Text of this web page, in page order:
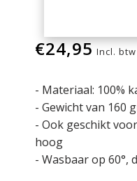
€24,95 Incl. btw
- Materiaal: 100%
- Gewicht van 160
- Ook geschikt
hoog
- Wasbaar op 60°,